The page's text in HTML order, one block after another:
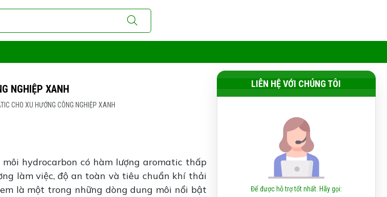
NGHIỆP XANH
CHO XU HƯỚNG CÔNG NGHIỆP XANH
hydrocarbon có hàm lượng aromatic thấp
làm việc, độ an toàn và tiêu chuẩn khí thải
là một trong những dòng dung môi nổi bật
LIÊN HỆ VỚI CHÚNG TÔI
Để được hỗ trợ tốt nhất. Hãy gọi: